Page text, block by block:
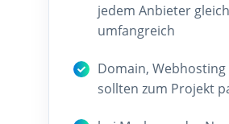
jedem Anbieter gleich
umfangreich
Domain, Webhosting
sollten zum Projekt